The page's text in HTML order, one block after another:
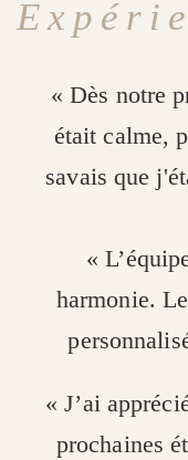
« Dès notre
était calme,
savais que
«
harmonie.
« J’ai
prochaines